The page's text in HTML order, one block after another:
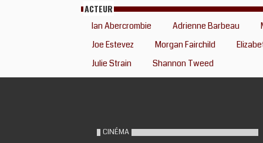
ACTEUR
Ian Abercrombie Adrienne Barbeau
Joe Estevez
Morgan Fairchild
Julie Strain
Shannon Tweed
CINÉMA